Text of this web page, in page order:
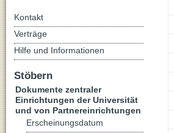
Kontakt
Verträge
Hilfe und Informationen
Stöbern
Dokumente zentraler
Einrichtungen der Universität
und von Partnereinrichtungen
Erscheinungsdatum